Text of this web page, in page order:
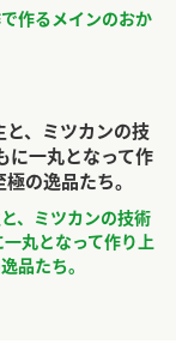
作るメインのおか
と、ミツカンの技
に一丸となって作
の逸品たち。
、ミツカンの技術
丸となって作り上
品たち。